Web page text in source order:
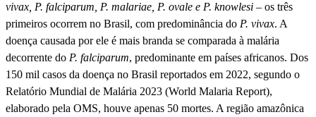
vivax, P. falciparum, P. malariae, P. ovale e P. knowlesi – os três
primeiros ocorrem no Brasil, com predominância do P. vivax. A
doença causada por ele é mais branda se comparada à malária
decorrente do P. falciparum, predominante em países africanos. Dos
150 mil casos da doença no Brasil reportados em 2022, segundo o
Relatório Mundial de Malária 2023 (World Malaria Report),
elaborado pela OMS, houve apenas 50 mortes. A região amazônica